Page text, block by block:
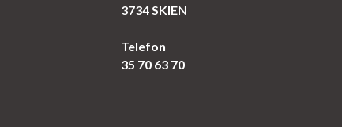
3734 SKIEN
Telefon
35 70 63 70